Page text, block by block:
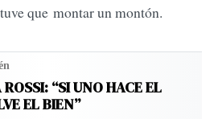
que montar un montón.
“SI UNO HACE EL
EL BIEN”